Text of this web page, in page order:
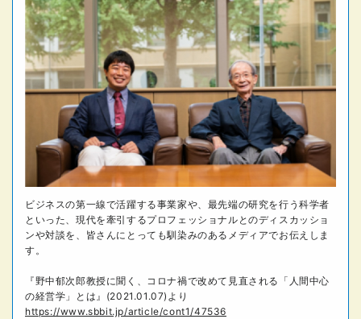
ビジネスの第一線で活躍する事業家や、最先端の研究を行う科学者
といった、現代を牽引するプロフェッショナルとのディスカッショ
ンや対談を、皆さんにとっても馴染みのあるメディアでお伝えしま
す。
『野中郁次郎教授に聞く、コロナ禍で改めて見直される「人間中心
の経営学」とは』(2021.01.07)より
https://www.sbbit.jp/article/cont1/47536